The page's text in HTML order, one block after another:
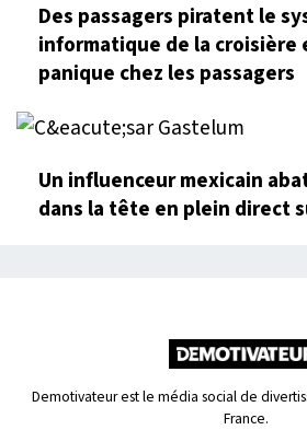
Des passagers piratent le
informatique de la croisière
panique chez les passagers
Un influenceur mexicain
dans la tête en plein direct
Demotivateur est le média social de
France.